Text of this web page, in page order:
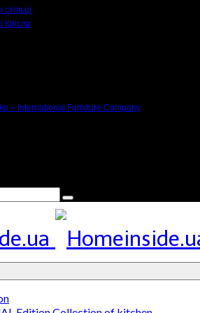
стільці
Крісла
– International Furniture Company